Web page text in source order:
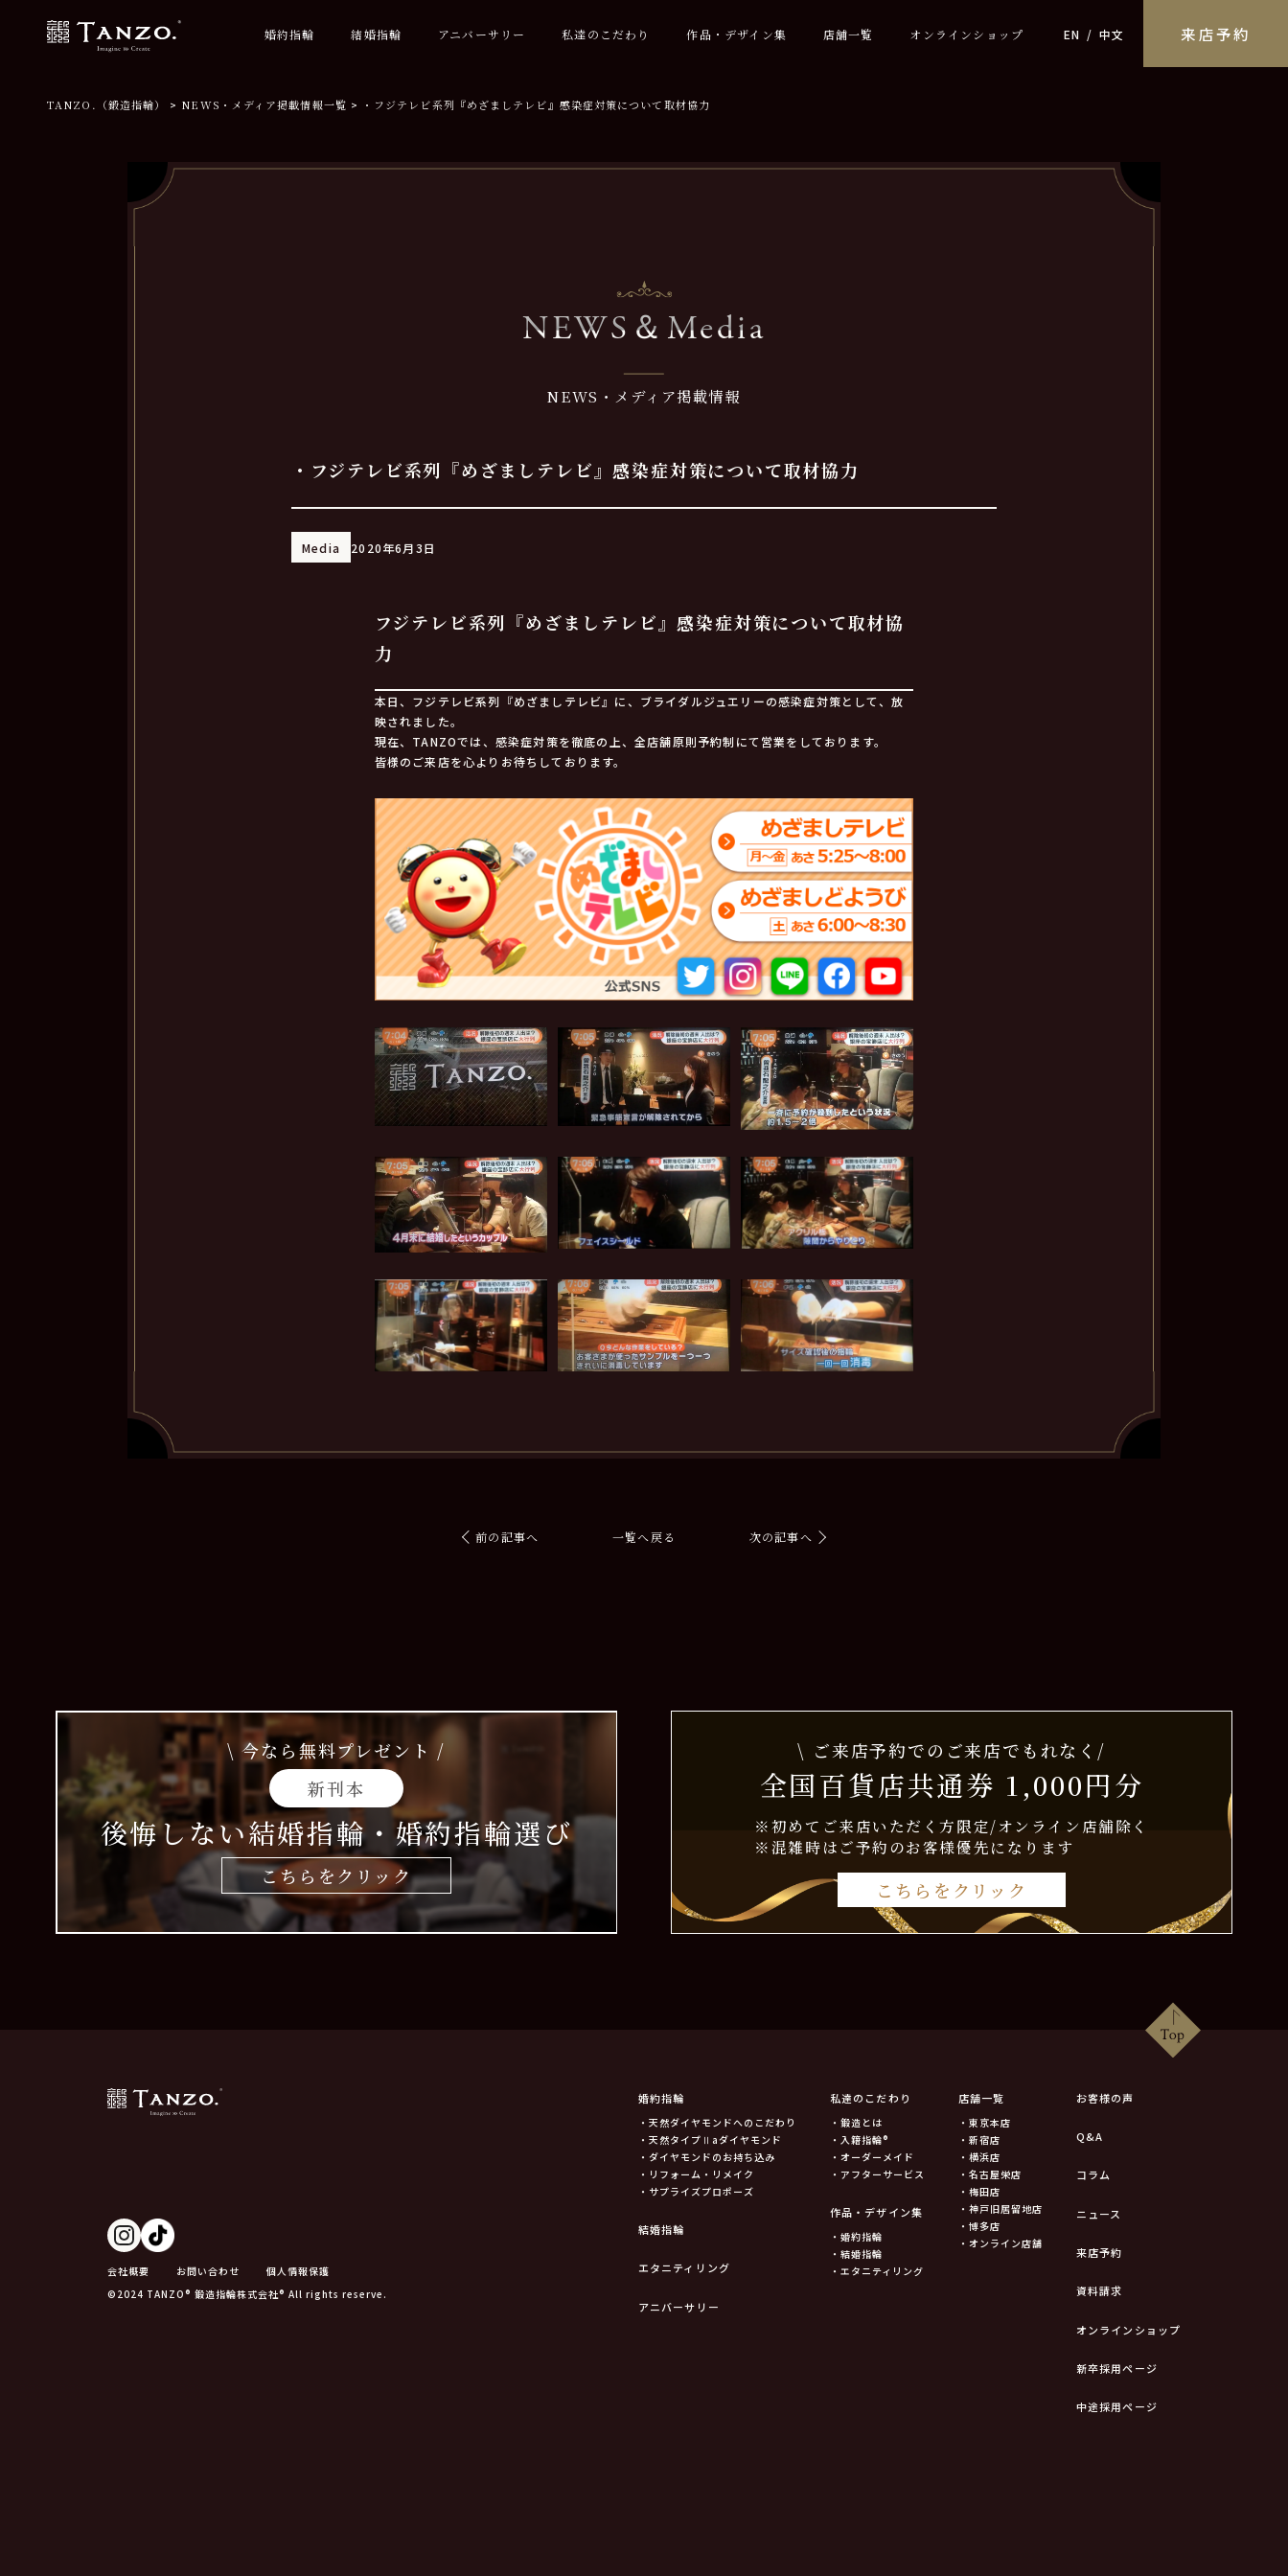
来店予約
婚約指輪 結婚指輪 アニバーサリー 私達のこだわり 作品・デザイン集 店舗一覧 オンラインショップ EN 中文
TANZO.（鍛造指輪） NEWS・メディア掲載情報一覧 ・フジテレビ系列『めざましテレビ』感染症対策について取材協力
NEWS＆Media
NEWS・メディア掲載情報
・フジテレビ系列『めざましテレビ』感染症対策について取材協力
Media 2020年6月3日
フジテレビ系列『めざましテレビ』感染症対策について取材協
力
本日、フジテレビ系列『めざましテレビ』に、ブライダルジュエリーの感染症対策として、放
映されました。
現在、TANZOでは、感染症対策を徹底の上、全店舗原則予約制にて営業をしております。
皆様のご来店を心よりお待ちしております。
前の記事へ 一覧へ戻る 次の記事へ
\ 今なら無料プレゼント /
新刊本
後悔しない結婚指輪・婚約指輪選び
こちらをクリック
\ ご来店予約でのご来店でもれなく/
全国百貨店共通券 1,000円分
※初めてご来店いただく方限定/オンライン店舗除く
※混雑時はご予約のお客様優先になります
こちらをクリック
会社概要 お問い合わせ
個人情報保護
©2024 TANZO® 鍛造指輪株式会社® All rights reserve.
婚約指輪
・天然ダイヤモンドへのこだわり
・天然タイプⅡaダイヤモンド
・ダイヤモンドのお持ち込み
・リフォーム・リメイク
・サプライズプロポーズ
結婚指輪
エタニティリング
アニバーサリー
私達のこだわり
・鍛造とは
・入籍指輪®
・オーダーメイド
・アフターサービス
作品・デザイン集
・婚約指輪
・結婚指輪
・エタニティリング
店舗一覧
・東京本店
・新宿店
・横浜店
・名古屋栄店
・梅田店
・神戸旧居留地店
・博多店
・オンライン店舗
お客様の声
Q&A
コラム
ニュース
来店予約
資料請求
オンラインショップ
新卒採用ページ
中途採用ページ